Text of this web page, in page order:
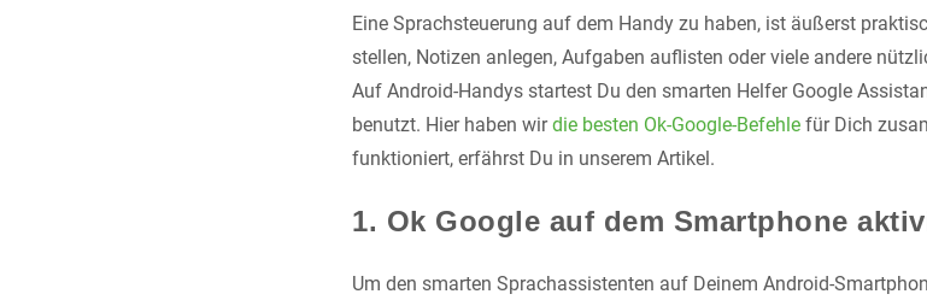
Eine Sprachsteuerung auf dem Handy zu haben, ist äußerst
stellen, Notizen anlegen, Aufgaben auflisten oder viele andere
Auf Android-Handys startest Du den smarten Helfer Google
benutzt. Hier haben wirdie besten Ok-Google-Befehle für Dich
funktioniert, erfährst Du in unserem Artikel.
1. Ok Google auf dem Smartphone
Um den smarten Sprachassistenten auf Deinem Android-